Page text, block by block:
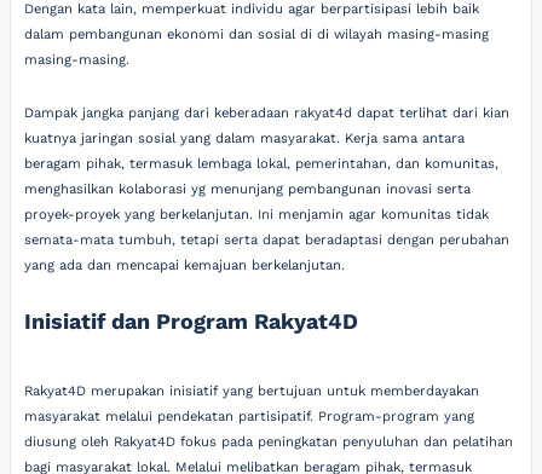
Dengan kata lain, memperkuat individu agar berpartisipasi lebih baik
dalam pembangunan ekonomi dan sosial di di wilayah masing-masing
masing-masing.
Dampak jangka panjang dari keberadaan rakyat4d dapat terlihat dari kian
kuatnya jaringan sosial yang dalam masyarakat. Kerja sama antara
beragam pihak, termasuk lembaga lokal, pemerintahan, dan komunitas,
menghasilkan kolaborasi yg menunjang pembangunan inovasi serta
proyek-proyek yang berkelanjutan. Ini menjamin agar komunitas tidak
semata-mata tumbuh, tetapi serta dapat beradaptasi dengan perubahan
yang ada dan mencapai kemajuan berkelanjutan.
Inisiatif dan Program Rakyat4D
Rakyat4D merupakan inisiatif yang bertujuan untuk memberdayakan
masyarakat melalui pendekatan partisipatif. Program-program yang
diusung oleh Rakyat4D fokus pada peningkatan penyuluhan dan pelatihan
bagi masyarakat lokal. Melalui melibatkan beragam pihak, termasuk